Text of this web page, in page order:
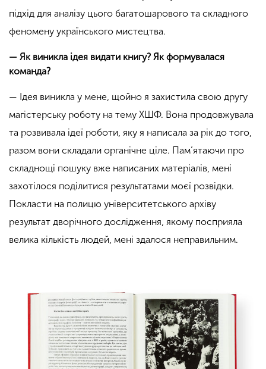
підхід для аналізу цього багатошарового та складного
феномену українського мистецтва.
— Як виникла ідея видати книгу? Як формувалася
команда?
— Ідея виникла у мене, щойно я захистила свою другу
магістерську роботу на тему ХШФ. Вона продовжувала
та розвивала ідеї роботи, яку я написала за рік до того,
разом вони складали органічне ціле. Пам’ятаючи про
складнощі пошуку вже написаних матеріалів, мені
захотілося поділитися результатами моєї розвідки.
Покласти на полицю університетського архіву
результат дворічного дослідження, якому посприяла
велика кількість людей, мені здалося неправильним.